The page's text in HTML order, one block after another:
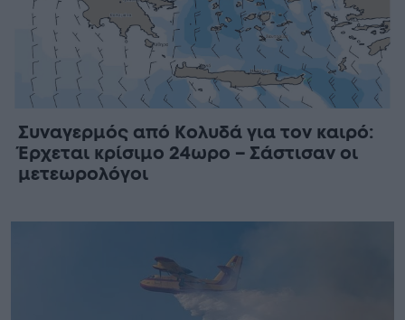
Συναγερμός από Κολυδά για τον καιρό:
Έρχεται κρίσιμο 24ωρο – Σάστισαν οι
μετεωρολόγοι